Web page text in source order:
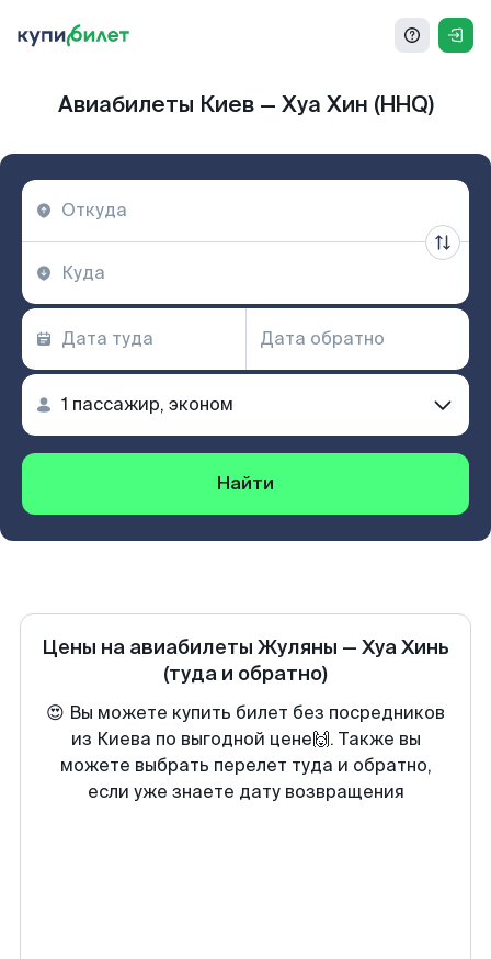
Авиабилеты Киев — Хуа Хин (HHQ)
Найти
Цены на авиабилеты Жуляны — Хуа Хинь
(туда и обратно)
😍 Вы можете купить билет без посредников
из Киева по выгодной цене🙌. Также вы
можете выбрать перелет туда и обратно,
если уже знаете дату возвращения